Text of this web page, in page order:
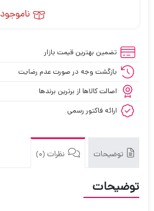
ناموجود
تضمین بهترین قیمت بازار
بازگشت وجه در صورت عدم رضایت
اصالت کالاها از برترین برندها
ارائه فاکتور رسمی
توضیحات نظرات (0)
توضیحات